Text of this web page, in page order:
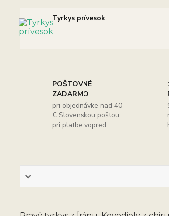
Tyrkys prívesok
POŠTOVNÉ
ZADARMO
pri objednávke nad 40
€ Slovenskou poštou
pri platbe vopred